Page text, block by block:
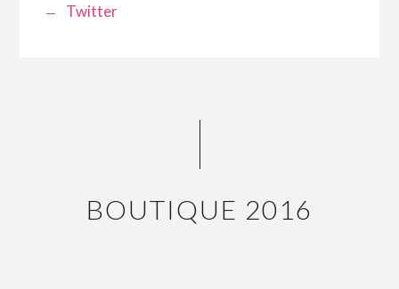
Twitter
BOUTIQUE 2016